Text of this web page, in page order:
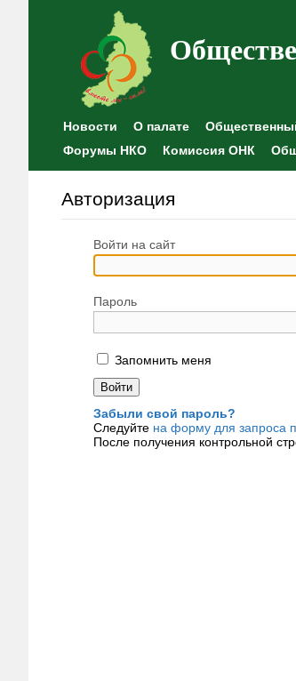
Новости О палате
Форумы НКО
Комиссия ОНК
Авторизация
Войти на сайт
Пароль
Запомнить меня
Забыли свой пароль?
Следуйте на форму для запроса
После получения контрольной